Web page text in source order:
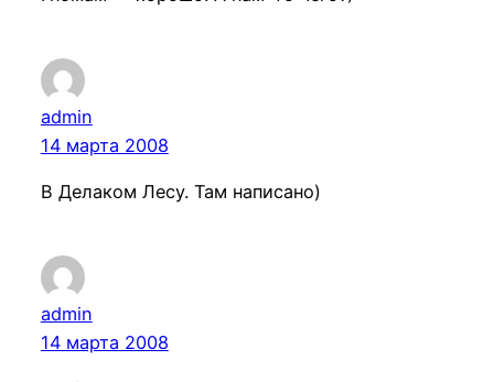
admin
14 марта 2008
В Делаком Лесу. Там написано)
admin
14 марта 2008